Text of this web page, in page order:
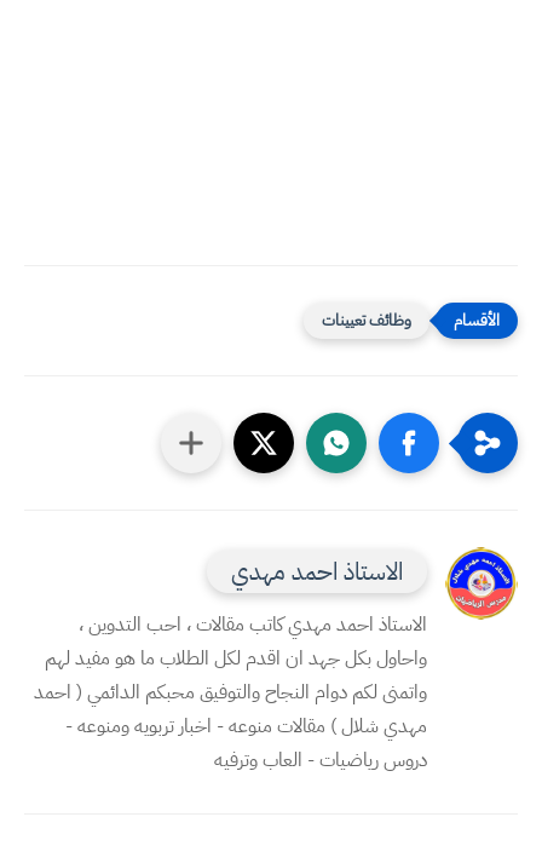
وظائف تعيينات
الاستاذ احمد مهدي
الاستاذ احمد مهدي كاتب مقالات ، احب التدوين ،
واحاول بكل جهد ان اقدم لكل الطلاب ما هو مفيد لهم
واتمنى لكم دوام النجاح والتوفيق محبكم الدائمي ( احمد
مهدي شلال ) مقالات منوعه - اخبار تربويه ومنوعه -
دروس رياضيات - العاب وترفيه